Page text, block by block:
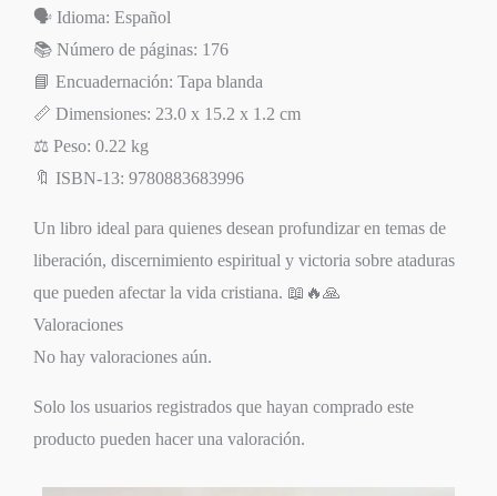
🗣️ Idioma: Español
📚 Número de páginas: 176
📘 Encuadernación: Tapa blanda
📏 Dimensiones: 23.0 x 15.2 x 1.2 cm
⚖️ Peso: 0.22 kg
🔖 ISBN-13: 9780883683996
Un libro ideal para quienes desean profundizar en temas de
liberación, discernimiento espiritual y victoria sobre ataduras
que pueden afectar la vida cristiana. 📖🔥🙏
Valoraciones
No hay valoraciones aún.
Solo los usuarios registrados que hayan comprado este
producto pueden hacer una valoración.